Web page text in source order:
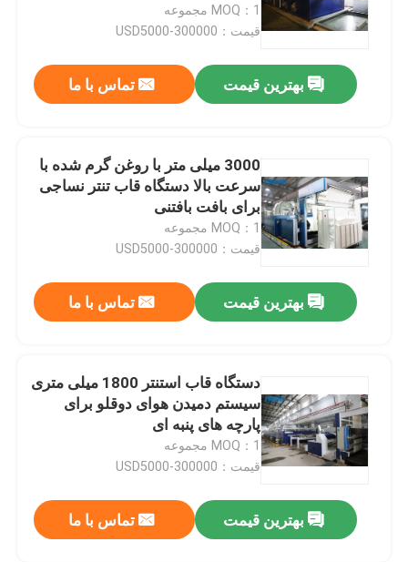
MOQ：1 مجموعه
قیمت：USD5000-300000
بهترین قیمت تماس با ما
3000 میلی متر با روغن گرم شده با
سرعت بالا دستگاه قاب تنتر نساجی
برای بافت بافتنی
MOQ：1 مجموعه
قیمت：USD5000-300000
بهترین قیمت تماس با ما
دستگاه قاب استنتر 1800 میلی متری
سیستم دمیدن هوای دوقلو برای
پارچه های پنبه ای
MOQ：1 مجموعه
قیمت：USD5000-300000
بهترین قیمت تماس با ما